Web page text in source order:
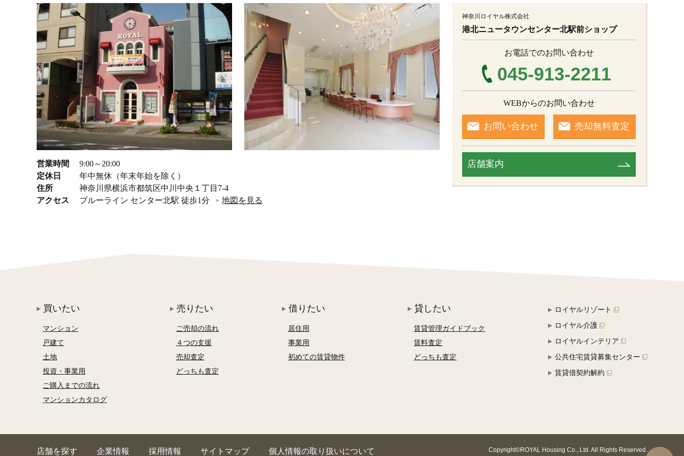
営業時間
9:00～20:00
定休日
年中無休（年末年始を除く）
住所
神奈川県横浜市都筑区中川中央１丁目7-4
アクセス
ブルーライン センター北駅 徒歩1分 地図を見る
神奈川ロイヤル株式会社
港北ニュータウンセンター北駅前ショップ
お電話でのお問い合わせ
045-913-2211
WEBからのお問い合わせ
お問い合わせ 売却無料査定
店舗案内
買いたい
マンション
戸建て
土地
投資・事業用
ご購入までの流れ
マンションカタログ
売りたい
ご売却の流れ
４つの支援
売却査定
どっちも査定
借りたい
居住用
事業用
初めての賃貸物件
貸したい
賃貸管理ガイドブック
賃料査定
どっちも査定
ロイヤルリゾート
ロイヤル介護
ロイヤルインテリア
公共住宅賃貸募集センター
賃貸借契約解約
店舗を探す 企業情報 採用情報 サイトマップ 個人情報の取り扱いについて Copyright©ROYAL Housing Co., Ltd. All Rights Reserved.